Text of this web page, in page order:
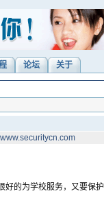
论坛 关于
www.securitycn.com
好的为学校服务，又要保护